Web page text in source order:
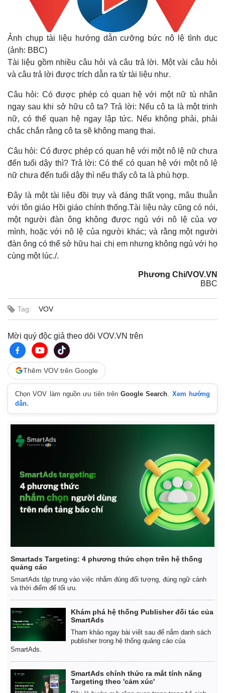
Pháp luật
Tư vấn luật
Quân sự - Quốc phòng
Vũ khí
Việt Nam
Phân tích
Ảnh chụp tài liệu hướng dẫn cưỡng bức nô lệ tình dục
(ảnh: BBC)
Tài liệu gồm nhiều câu hỏi và câu trả lời. Một vài câu hỏi
và câu trả lời được trích dẫn ra từ tài liệu như.
Câu hỏi: Có được phép có quan hệ với một nữ tù nhân
ngay sau khi sở hữu cô ta? Trả lời: Nếu cô ta là một trinh
nữ, có thể quan hệ ngay lập tức. Nếu không phải, phải
chắc chắn rằng cô ta sẽ không mang thai.
Câu hỏi: Có được phép có quan hệ với một nô lệ nữ chưa
đến tuổi dậy thì? Trả lời: Có thể có quan hệ với một nô lệ
nữ chưa đến tuổi dậy thì nếu thấy cô ta là phù hợp.
Đây là một tài liệu đồi trụy và đáng thất vọng, mâu thuẫn
với tôn giáo Hồi giáo chính thống.Tài liệu này cũng có nói,
một người đàn ông không được ngủ với nô lệ của vợ
mình, hoặc với nô lệ của người khác; và rằng một người
đàn ông có thể sở hữu hai chị em nhưng không ngủ với họ
cùng một lúc./.
Phương Chi/VOV.VN
BBC
Tag: VOV
Mời quý độc giả theo dõi VOV.VN trên
Thêm VOV trên Google
Chọn VOV làm nguồn ưu tiên trênGoogle Search
Xem hướng
dẫn.
Smartads Targeting: 4 phương thức chọn trên hệ thống
quảng cáo
SmartAds tập trung vào việc nhắm đúng đối tượng, đúng ngữ cảnh
và thời điểm để tối ưu.
Khám phá hệ thống Publisher đối tác của
SmartAds
Tham khảo ngay bài viết sau để nắm danh sách
publisher trong hệ thống quảng cáo của
SmartAds.
SmartAds chính thức ra mắt tính năng
Targeting theo 'cảm xúc'